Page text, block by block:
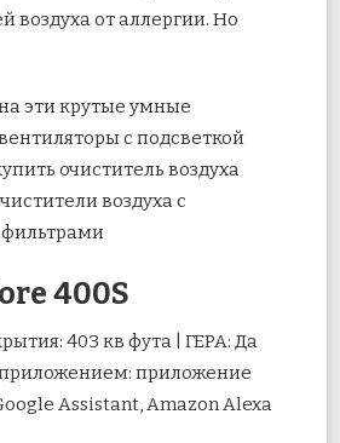
воздуха от аллергии. Но
эти крутые умные
с подсветкой
очиститель воздуха
воздуха с
400S
403 кв фута | ГЕРА: Да
приложение
Assistant, Amazon Alexa